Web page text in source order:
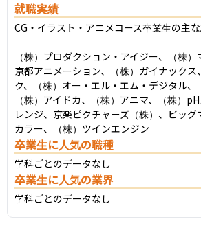
就職実績
CG・イラスト・アニメコース卒業生の主
（株）プロダクション・アイジー、（株）
京都アニメーション、（株）ガイナックス
ク、（株）オー・エル・エム・デジタル、
（株）アイドカ、（株）アニマ、（株）
レンジ、京楽ピクチャーズ（株）、ビッグ
カラー、（株）ツインエンジン
卒業生に人気の職種
学科ごとのデータなし
卒業生に人気の業界
学科ごとのデータなし